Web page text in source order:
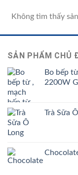
Không tìm thấy
SẢN PHẨM CHỦ
Bo bếp
2200W
Trà Sữa